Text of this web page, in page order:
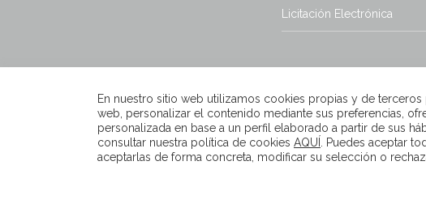
Licitación Electrónica
En nuestro sitio web utilizamos cookies propias y de
web, personalizar el contenido mediante sus preferencias,
personalizada en base a un perfil elaborado a partir de sus
consultar nuestra política de cookies AQUÍ
. Puedes aceptar
aceptarlas de forma concreta, modificar su selección o